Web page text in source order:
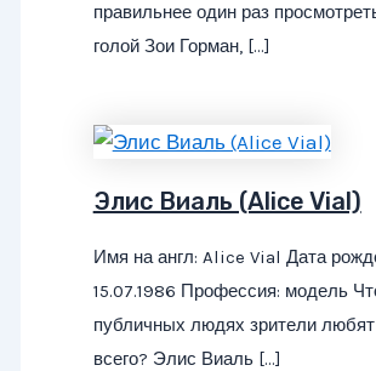
правильнее один раз
голой Зои Горман, […]
Элис Виаль (Alice Vial)
Имя на англ: Alice Vial Дата
15.07.1986 Профессия: модель
публичных людях зрители
всего? Элис Виаль […]